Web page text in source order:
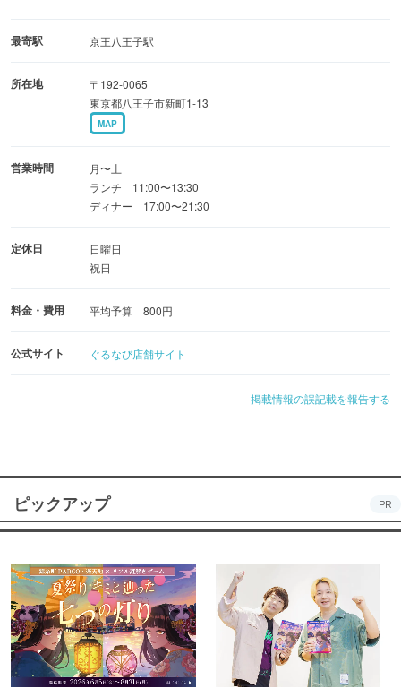
最寄駅 京王八王子駅
所在地
〒192-0065
東京都八王子市新町1-13
MAP
営業時間
月〜土
ランチ 11:00〜13:30
ディナー 17:00〜21:30
定休日
日曜日
祝日
料金・費用 平均予算 800円
公式サイト ぐるなび店舗サイト
掲載情報の誤記載を報告する
ピックアップ PR